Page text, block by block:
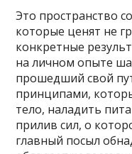
Это пространство
которые ценят не
конкретные
на личном опыте
прошедший свой
принципами,
тело, наладить
прилив сил, о
главный посыл